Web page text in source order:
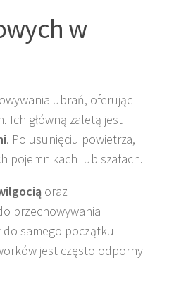
w
ubrań, oferując
Ich główną zaletą jest
. Po usunięciu powietrza,
pojemnikach lub szafach.
oraz
przechowywania
samego początku
jest często odporny